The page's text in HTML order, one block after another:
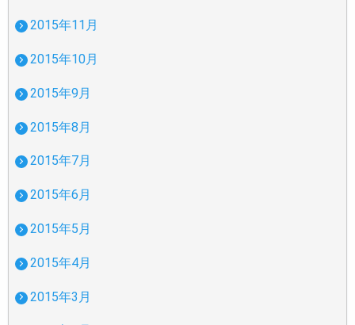
2015年11月
2015年10月
2015年9月
2015年8月
2015年7月
2015年6月
2015年5月
2015年4月
2015年3月